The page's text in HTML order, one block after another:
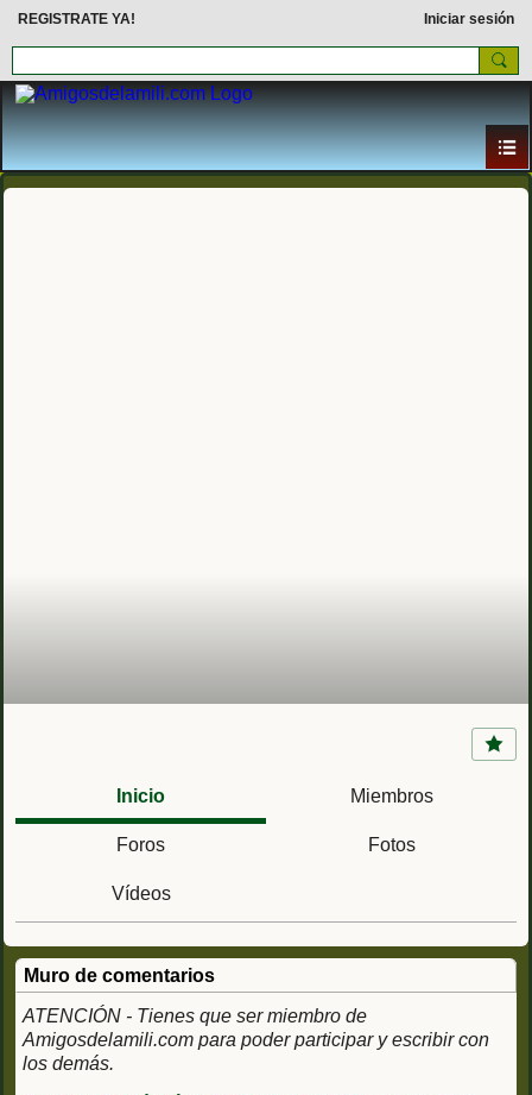
REGISTRATE YA! Iniciar sesión
Inicio Miembros
Foros Fotos
Vídeos
Muro de comentarios
ATENCIÓN - Tienes que ser miembro de
Amigosdelamili.com para poder participar y escribir con
los demás.